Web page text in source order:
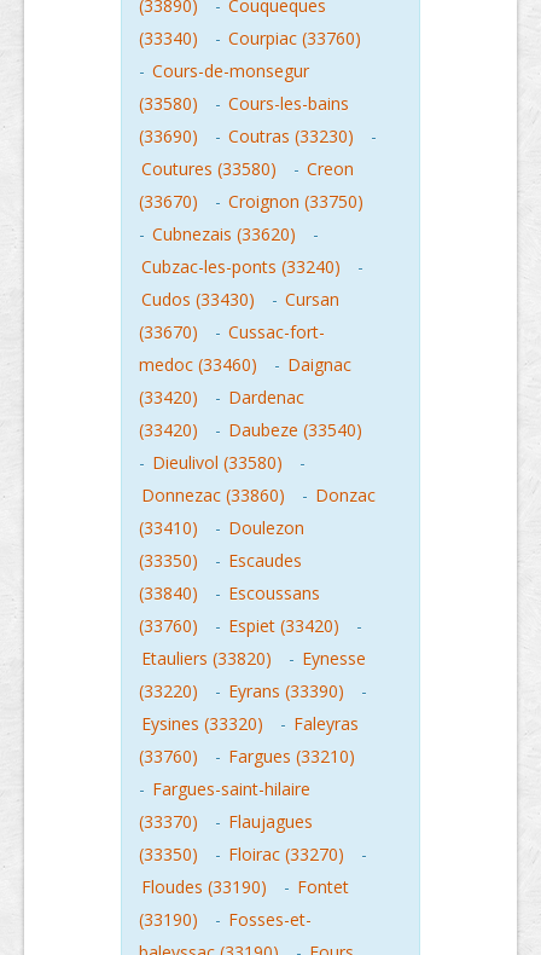
(33890)
- Couqueques
(33340)
- Courpiac (33760)
- Cours-de-monsegur
(33580)
- Cours-les-bains
(33690)
- Coutras (33230)
-
Coutures (33580)
- Creon
(33670)
- Croignon (33750)
- Cubnezais (33620)
-
Cubzac-les-ponts (33240)
-
Cudos (33430)
- Cursan
(33670)
- Cussac-fort-
medoc (33460)
- Daignac
(33420)
- Dardenac
(33420)
- Daubeze (33540)
- Dieulivol (33580)
-
Donnezac (33860)
- Donzac
(33410)
- Doulezon
(33350)
- Escaudes
(33840)
- Escoussans
(33760)
- Espiet (33420)
-
Etauliers (33820)
- Eynesse
(33220)
- Eyrans (33390)
-
Eysines (33320)
- Faleyras
(33760)
- Fargues (33210)
- Fargues-saint-hilaire
(33370)
- Flaujagues
(33350)
- Floirac (33270)
-
Floudes (33190)
- Fontet
(33190)
- Fosses-et-